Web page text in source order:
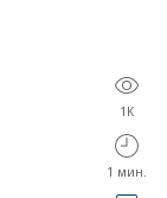
1K
1 мин.